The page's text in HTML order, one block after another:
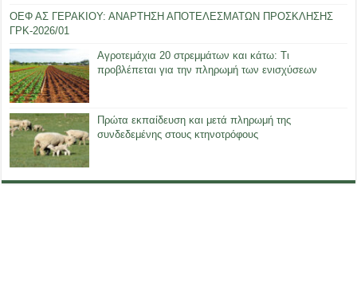
ΟΕΦ ΑΣ ΓΕΡΑΚΙΟΥ: ΑΝΑΡΤΗΣΗ ΑΠΟΤΕΛΕΣΜΑΤΩΝ ΠΡΟΣΚΛΗΣΗΣ
ΓΡΚ-2026/01
Αγροτεμάχια 20 στρεμμάτων και κάτω: Τι
προβλέπεται για την πληρωμή των ενισχύσεων
Πρώτα εκπαίδευση και μετά πληρωμή της
συνδεδεμένης στους κτηνοτρόφους